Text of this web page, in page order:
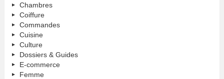
Chambres
Coiffure
Commandes
Cuisine
Culture
Dossiers & Guides
E-commerce
Femme